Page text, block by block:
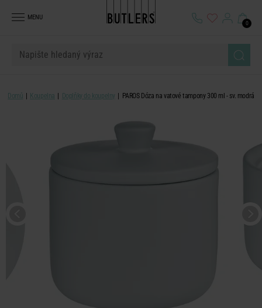
MENU
0
Domů Koupelna Doplňky do koupelny PAROS Dóza na vatové tampony 300 ml - sv. modrá